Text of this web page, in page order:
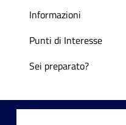
Informazioni
Punti di Interesse
Sei preparato?